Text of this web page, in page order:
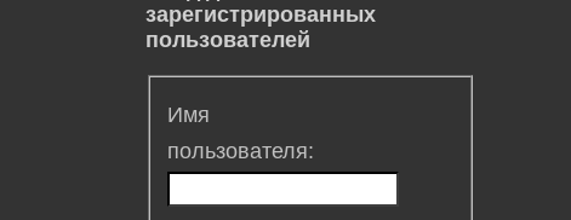
зарегистрированных
пользователей
Имя
пользователя: